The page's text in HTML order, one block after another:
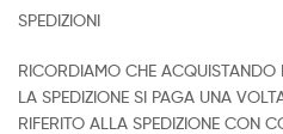
SPEDIZIONI
RICORDIAMO CHE ACQUISTANDO
LA SPEDIZIONE SI PAGA UNA
RIFERITO ALLA SPEDIZIONE CON